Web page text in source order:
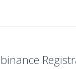
binance